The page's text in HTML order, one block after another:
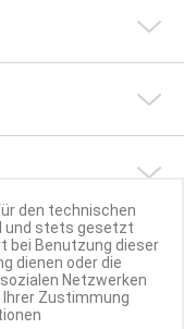
den technischen
und stets gesetzt
bei Benutzung dieser
dienen oder die
Netzwerken
Zustimmung